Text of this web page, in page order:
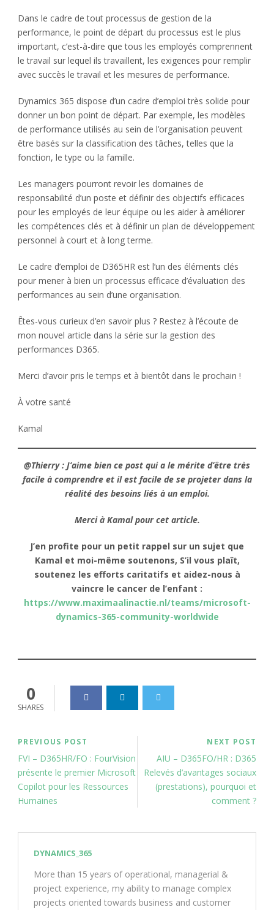
Dans le cadre de tout processus de gestion de la
performance, le point de départ du processus est le plus
important, c’est-à-dire que tous les employés comprennent
le travail sur lequel ils travaillent, les exigences pour remplir
avec succès le travail et les mesures de performance.
Dynamics 365 dispose d’un cadre d’emploi très solide pour
donner un bon point de départ. Par exemple, les modèles
de performance utilisés au sein de l’organisation peuvent
être basés sur la classification des tâches, telles que la
fonction, le type ou la famille.
Les managers pourront revoir les domaines de
responsabilité d’un poste et définir des objectifs efficaces
pour les employés de leur équipe ou les aider à améliorer
les compétences clés et à définir un plan de développement
personnel à court et à long terme.
Le cadre d’emploi de D365HR est l’un des éléments clés
pour mener à bien un processus efficace d’évaluation des
performances au sein d’une organisation.
Êtes-vous curieux d’en savoir plus ? Restez à l’écoute de
mon nouvel article dans la série sur la gestion des
performances D365.
Merci d’avoir pris le temps et à bientôt dans le prochain !
À votre santé
Kamal
@Thierry : J’aime bien ce post qui a le mérite d’être très
facile à comprendre et il est facile de se projeter dans la
réalité des besoins liés à un emploi.
Merci à Kamalpourcet article.
J’en profite pour un petit rappel sur un sujet que
Kamal et moi-même soutenons, S’il vous plaît,
soutenez les efforts caritatifs et aidez-nous à
vaincre le cancer de l’enfant :
https://www.maximaalinactie.nl/teams/microsoft-
dynamics-365-community-worldwide
0
SHARES
PREVIOUS POST
FVI – D365HR/FO : FourVision
présente le premier Microsoft
Copilot pour les Ressources
Humaines
NEXT POST
AIU – D365FO/HR : D365
Relevés d’avantages sociaux
(prestations), pourquoi et
comment ?
DYNAMICS_365
More than 15 years of operational, managerial &
project experience, my ability to manage complex
projects oriented towards business and customer